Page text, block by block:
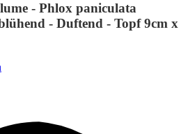
- Phlox paniculata
- Duftend - Topf 9cm x